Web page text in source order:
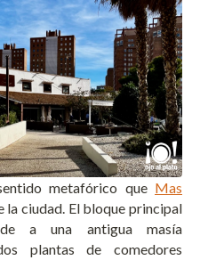
metafórico que Mas
la ciudad. El bloque principal
a una antigua masía
plantas de comedores